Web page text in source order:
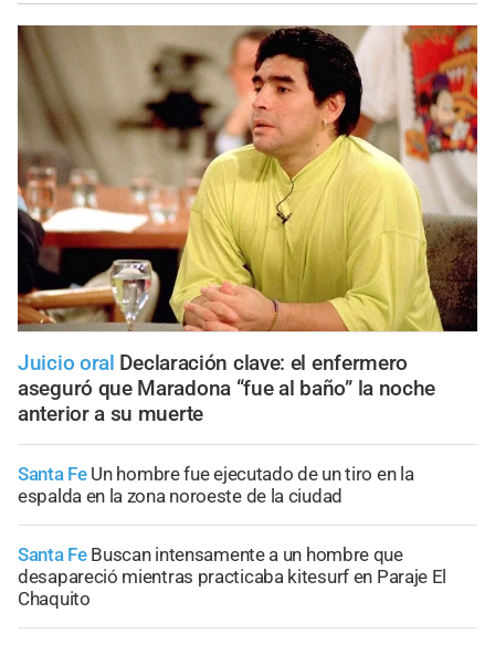
Juicio oral Declaración clave: el enfermero
aseguró que Maradona “fue al baño” la noche
anterior a su muerte
Santa Fe Un hombre fue ejecutado de un tiro en la
espalda en la zona noroeste de la ciudad
Santa Fe Buscan intensamente a un hombre que
desapareció mientras practicaba kitesurf en Paraje El
Chaquito